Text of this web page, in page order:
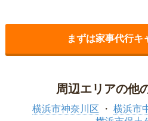
まずは家事代行キ
周辺エリアの他
横浜市神奈川区 横浜市